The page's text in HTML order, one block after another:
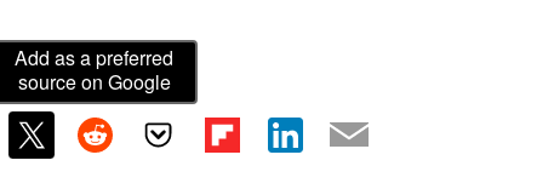
Add as a preferred
source on Google